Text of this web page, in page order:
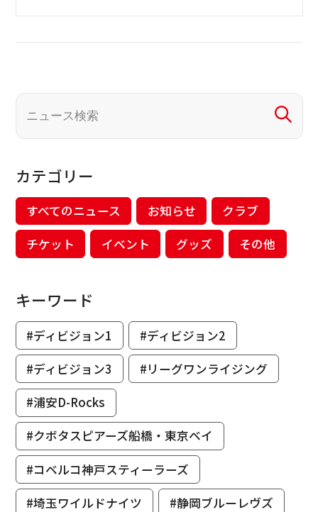
カテゴリー
すべてのニュース お知らせ
クラブ
チケット
イベント グッズ その他
キーワード
#ディビジョン1
#ディビジョン2
#ディビジョン3
#リーグワンライジング
#浦安D-Rocks
#クボタスピアーズ船橋・東京ベイ
#コベルコ神戸スティーラーズ
#埼玉ワイルドナイツ
#静岡ブルーレヴズ